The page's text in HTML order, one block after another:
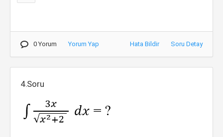
0 Yorum Yorum Yap Hata Bildir Soru Detay
4.Soru